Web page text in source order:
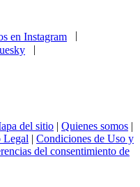
|
|
del sitio | Quienes somos |
Legal | Condiciones de Uso y
del consentimiento de